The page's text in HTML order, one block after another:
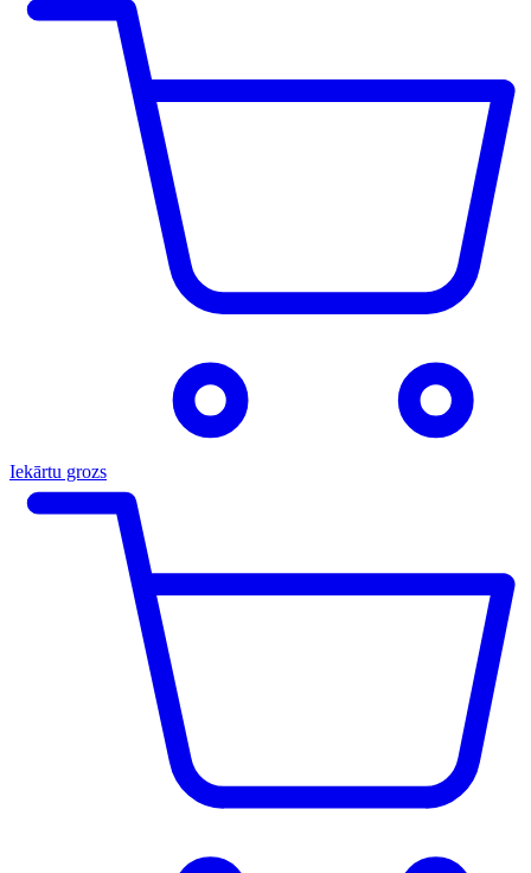
Iekārtu grozs